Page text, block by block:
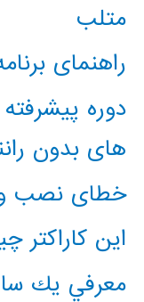
متلب
راهنمای
دوره
های بدون
خطای نصب
این کاراکتر
معرفي يك